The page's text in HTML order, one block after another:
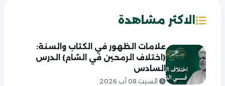
الاكثر مشاهدة
علامات الظهور في الكتاب والسنة:
(اختلاف الرمحين في الشام) الدرس
السادس
السبت 08 آب 2026